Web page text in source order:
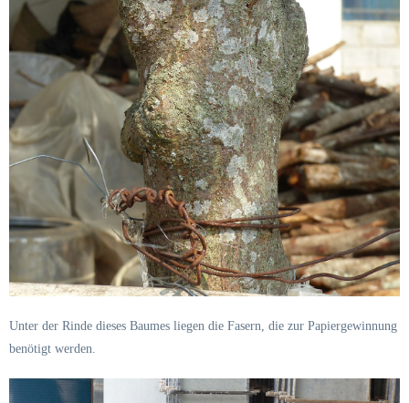
Unter der Rinde dieses Baumes liegen die Fasern, die zur Papiergewinnung
benötigt werden.